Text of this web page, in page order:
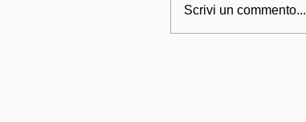
Scrivi un commento...